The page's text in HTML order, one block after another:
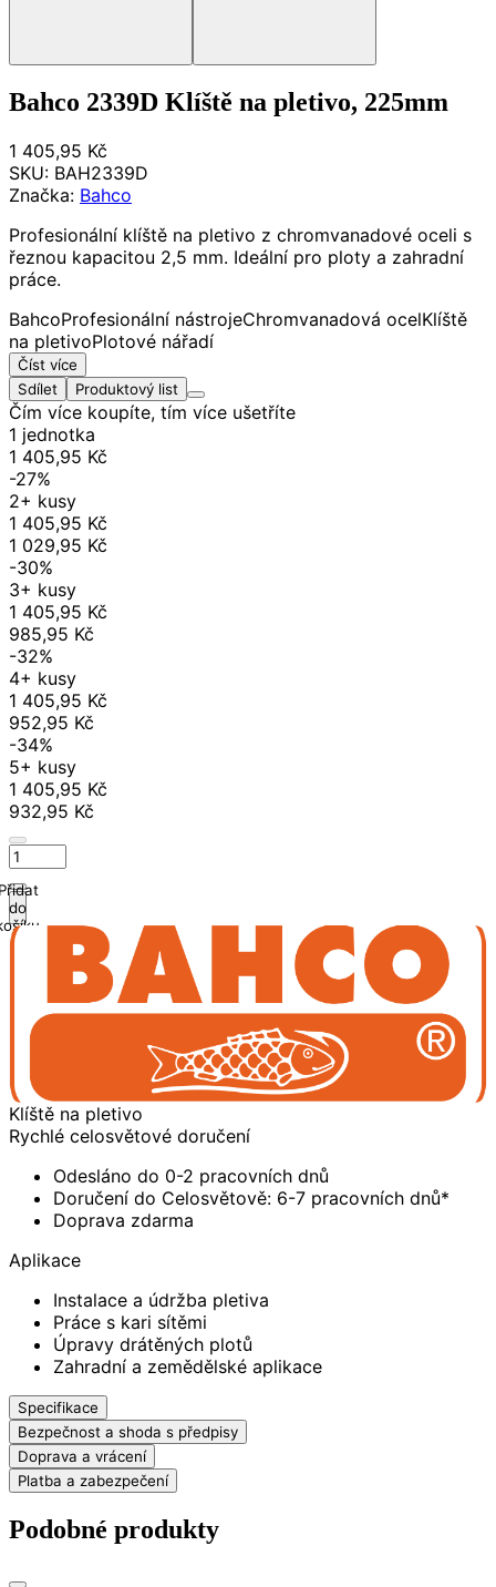
Bahco 2339D Klíště na pletivo, 225mm
1 405,95 Kč
SKU: BAH2339D
Značka: Bahco
Profesionální klíště na pletivo z chromvanadové oceli s
řeznou kapacitou 2,5 mm. Ideální pro ploty a zahradní
práce.
BahcoProfesionální nástrojeChromvanadová ocelKlíště
na pletivoPlotové nářadí
Číst více
Sdílet
Produktový list
Čím více koupíte, tím více ušetříte
1 jednotka
1 405,95 Kč
-27%
2+ kusy
1 405,95 Kč
1 029,95 Kč
-30%
3+ kusy
1 405,95 Kč
985,95 Kč
-32%
4+ kusy
1 405,95 Kč
952,95 Kč
-34%
5+ kusy
1 405,95 Kč
932,95 Kč
do
Klíště na pletivo
Rychlé celosvětové doručení
Odesláno do 0-2 pracovních dnů
Doručení do Celosvětově: 6-7 pracovních dnů*
Doprava zdarma
Aplikace
Instalace a údržba pletiva
Práce s kari sítěmi
Úpravy drátěných plotů
Zahradní a zemědělské aplikace
Specifikace
Bezpečnost a shoda s předpisy
Doprava a vrácení
Platba a zabezpečení
Podobné produkty